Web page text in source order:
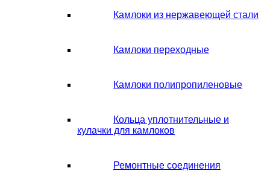
Камлоки из нержавеющей стали
Камлоки переходные
Камлоки полипропиленовые
Кольца уплотнительные и
кулачки для камлоков
Ремонтные соединения